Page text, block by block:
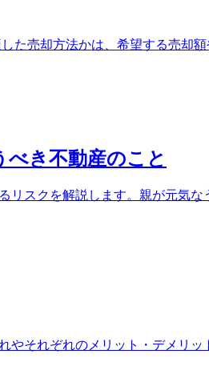
た売却方法かは、希望する売却
き不動産のこと
スクを解説します。親が元気な
それぞれのメリット・デメリッ